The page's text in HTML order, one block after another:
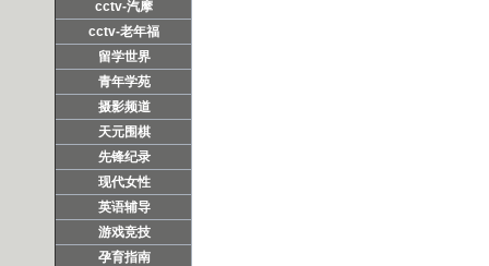
cctv-汽摩
cctv-老年福
留学世界
青年学苑
摄影频道
天元围棋
先锋纪录
现代女性
英语辅导
游戏竞技
孕育指南